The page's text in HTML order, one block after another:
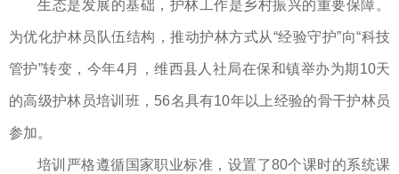
生态是发展的基础，护林工作是乡村振兴的重要保障。
为优化护林员队伍结构，推动护林方式从“经验守护”向“科技
管护”转变，今年4月，维西县人社局在保和镇举办为期10天
的高级护林员培训班，56名具有10年以上经验的骨干护林员
参加。
培训严格遵循国家职业标准，设置了80个课时的系统课